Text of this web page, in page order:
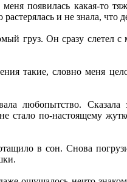
появилась какая-то
и не знала, что
груз. Он сразу слетел
такие, словно меня
любопытство.
стало по-настоящему
в сон. Снова